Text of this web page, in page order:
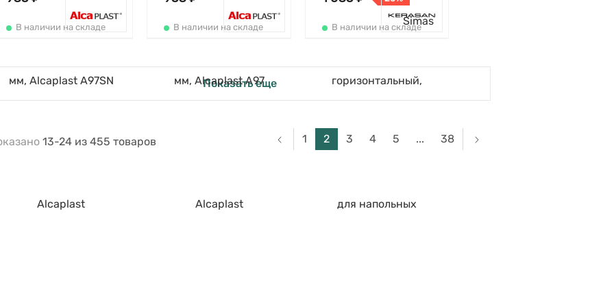
В наличии на складе В наличии на складе В наличии на складе
Показать еще
13-24 из 455 товаров 1 2 3 4 5 ... 38